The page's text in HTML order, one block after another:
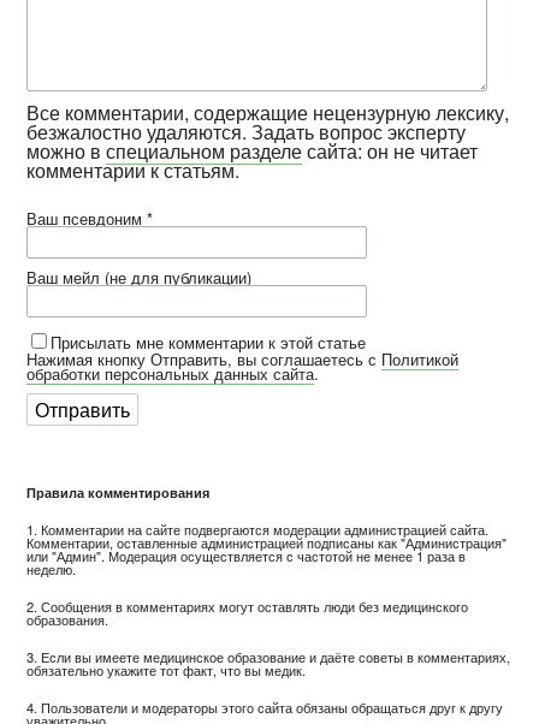
Все комментарии, содержащие нецензурную лексику,
безжалостно удаляются. Задать вопрос эксперту
можно вспециальном разделесайта: он не читает
комментарии к статьям.
Ваш псевдоним *
Ваш мейл (не для публикации)
Присылать мне комментарии к этой статье
Нажимая кнопку Отправить, вы соглашаетесь с Политикой
обработки персональных данных сайта.
Правила комментирования
1. Комментарии на сайте подвергаются модерации администрацией сайта.
Комментарии, оставленные администрацией подписаны как "Администрация"
или "Админ". Модерация осуществляется с частотой не менее 1 раза в
неделю.
2. Сообщения в комментариях могут оставлять люди без медицинского
образования.
3. Если вы имеете медицинское образование и даёте советы в комментариях,
обязательно укажите тот факт, что вы медик.
4. Пользователи и модераторы этого сайта обязаны обращаться друг к другу